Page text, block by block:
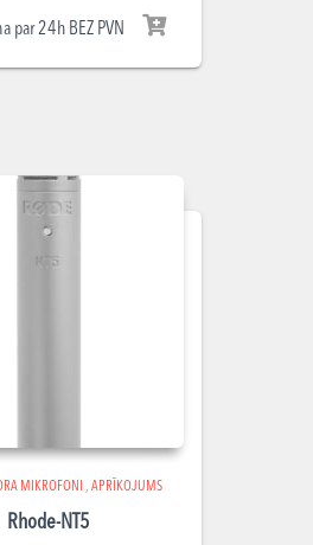
par 24h BEZ PVN
MIKROFONI , APRĪKOJUMS
Rhode-NT5